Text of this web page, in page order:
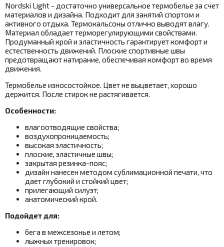
Nordski Light - достаточно универсальное термобелье за счет
материалов и дизайна. Подходит для занятий спортом и
активного отдыха. Термокальсоны отлично выводят влагу.
Материал обладает терморегулирующими свойствами.
Продуманный крой и эластичность гарантирует комфорт и
естественность движений. Плоские спортивные швы
предотвращают натирание, обеспечивая комфорт во время
движения.
Термобелье износостойкое. Цвет не выцветает, хорошо
держится. После стирок не растягивается.
Особенности:
влагоотводящие свойства;
воздухопроницаемость;
высокая эластичность;
плоские, эластичные швы;
закрытая резинка-пояс;
дизайн нанесен методом сублимационной печати, что
дает глубокий и стойкий цвет;
прилегающий силуэт;
анатомический крой.
Подойдет для:
бега в межсезонье и летом;
лыжных тренировок;